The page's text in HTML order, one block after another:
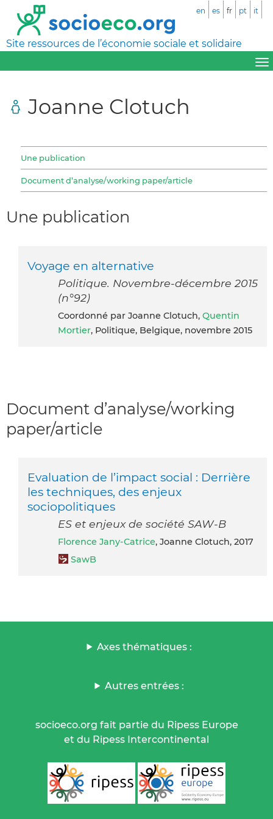
Site ressources de l’économie sociale et solidaire
en es fr pt it
Joanne Clotuch
Une publication
Document d’analyse/working paper/article
Une publication
Voyage en alternative
Politique. Novembre-décembre 2015
(n°92)
Coordonné par Joanne Clotuch, Quentin
Mortier, Politique, Belgique, novembre 2015
Document d’analyse/working
paper/article
Evaluation de l’impact social : Derrière
les techniques, des enjeux
sociopolitiques
ES et enjeux de société SAW-B
Florence Jany-Catrice, Joanne Clotuch, 2017
SawB
Axes thématiques :
Autres entrées :
socioeco.org fait partie du Ripess Europe
et du Ripess Intercontinental